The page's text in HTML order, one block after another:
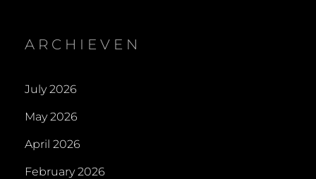
ARCHIEVEN
July 2026
May 2026
April 2026
February 2026